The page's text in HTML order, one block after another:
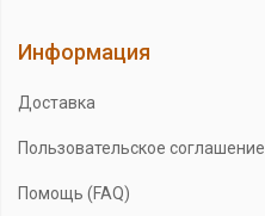
Информация
Доставка
Пользовательское соглашение
Помощь (FAQ)